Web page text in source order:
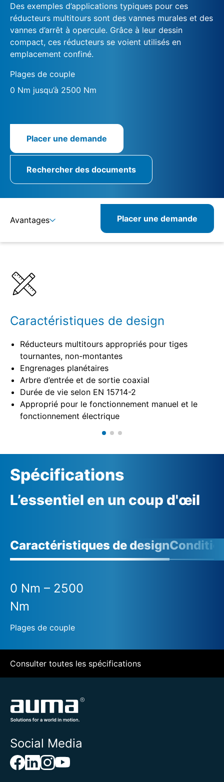
Des exemples d’applications typiques pour ces
réducteurs multitours sont des vannes murales et des
vannes d’arrêt à opercule. Grâce à leur dessin
compact, ces réducteurs se voient utilisés en
emplacement confiné.
Plages de couple
0 Nm jusqu’à 2500 Nm
Placer une demande
Rechercher des documents
Avantages Placer une demande
Caractéristiques de design
Réducteurs multitours appropriés pour tiges
tournantes, non-montantes
Engrenages planétaires
Arbre d’entrée et de sortie coaxial
Durée de vie selon EN 15714-2
Approprié pour le fonctionnement manuel et le
fonctionnement électrique
Spécifications
L’essentiel en un coup d'œil
Caractéristiques de design
0 Nm – 2500
Nm
Plages de couple
Consulter toutes les spécifications
Social Media